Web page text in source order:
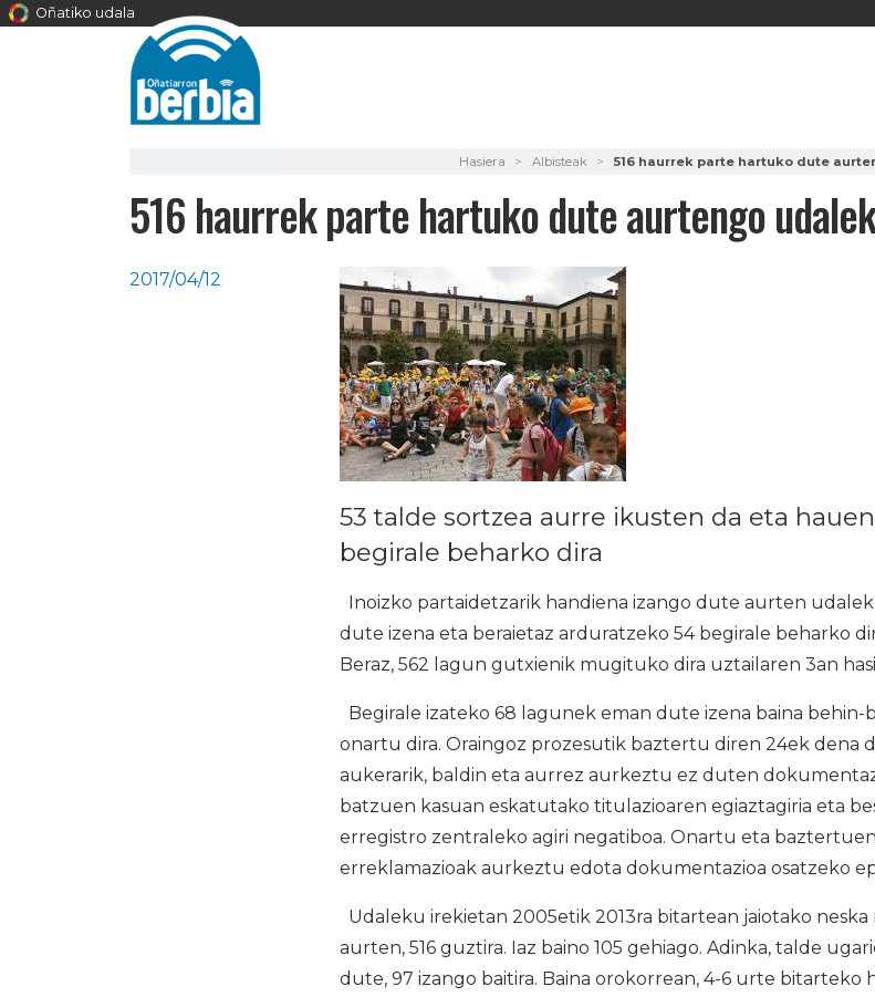
Oñatiko udala
Hasiera Albisteak 516 haurrek parte hartuko dute
516 haurrek parte hartuko dute aurtengo
2017/04/12
53 talde sortzea aurre ikusten da eta
begirale beharko dira
Inoizko partaidetzarik handiena izango dute aurten
dute izena eta beraietaz arduratzeko 54 begirale beharko
Beraz, 562 lagun gutxienik mugituko dira uztailaren 3an
Begirale izateko 68 lagunek eman dute izena baina
onartu dira. Oraingoz prozesutik baztertu diren 24ek dena
aukerarik, baldin eta aurrez aurkeztu ez duten
batzuen kasuan eskatutako titulazioaren egiaztagiria eta
erregistro zentraleko agiri negatiboa. Onartu eta
erreklamazioak aurkeztu edota dokumentazioa osatzeko
Udaleku irekietan 2005etik 2013ra bitartean jaiotako
aurten, 516 guztira. Iaz baino 105 gehiago. Adinka, talde
dute, 97 izango baitira. Baina orokorrean, 4-6 urte bitarteko